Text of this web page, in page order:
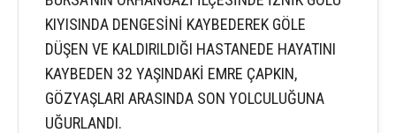
KIYISINDA DENGESİNİ KAYBEDEREK GÖLE
DÜŞEN VE KALDIRILDIĞI HASTANEDE HAYATINI
KAYBEDEN 32 YAŞINDAKİ EMRE ÇAPKIN,
GÖZYAŞLARI ARASINDA SON YOLCULUĞUNA
UĞURLANDI.